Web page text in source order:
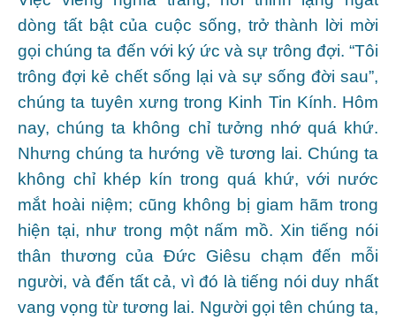
dòng tất bật của cuộc sống, trở thành lời mời
gọi chúng ta đến với ký ức và sự trông đợi. “Tôi
trông đợi kẻ chết sống lại và sự sống đời sau”,
chúng ta tuyên xưng trong Kinh Tin Kính. Hôm
nay, chúng ta không chỉ tưởng nhớ quá khứ.
Nhưng chúng ta hướng về tương lai. Chúng ta
không chỉ khép kín trong quá khứ, với nước
mắt hoài niệm; cũng không bị giam hãm trong
hiện tại, như trong một nấm mồ. Xin tiếng nói
thân thương của Đức Giêsu chạm đến mỗi
người, và đến tất cả, vì đó là tiếng nói duy nhất
vang vọng từ tương lai. Người gọi tên chúng ta,